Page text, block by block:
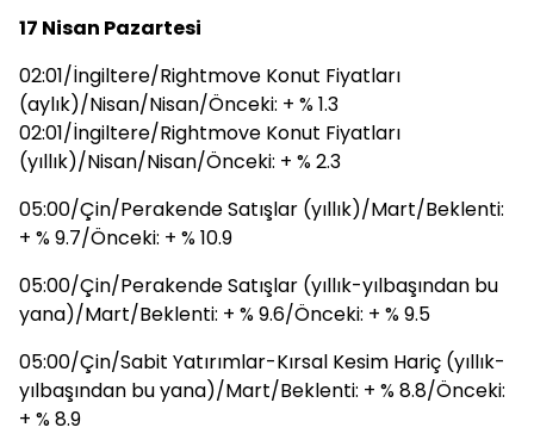
17 Nisan Pazartesi
02:01/İngiltere/Rightmove Konut Fiyatları
(aylık)/Nisan/Nisan/Önceki: + % 1.3
02:01/İngiltere/Rightmove Konut Fiyatları
(yıllık)/Nisan/Nisan/Önceki: + % 2.3
05:00/Çin/Perakende Satışlar (yıllık)/Mart/Beklenti:
+ % 9.7/Önceki: + % 10.9
05:00/Çin/Perakende Satışlar (yıllık-yılbaşından bu
yana)/Mart/Beklenti: + % 9.6/Önceki: + % 9.5
05:00/Çin/Sabit Yatırımlar-Kırsal Kesim Hariç (yıllık-
yılbaşından bu yana)/Mart/Beklenti: + % 8.8/Önceki:
+ % 8.9